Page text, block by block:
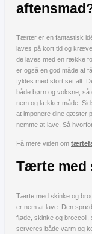
Tærter er en fantastisk
laves på kort tid og
de laves med en række
er også en god måde at
fyldes med stort set alt.
både børn og voksne, så
nem og lækker måde.
at imponere dine gæster
nemme at lave. Så
Få mere viden om
Tærte med
Tærte med skinke og
er nem at lave. Den
fløde, skinke og broccoli,
serveres både varm og